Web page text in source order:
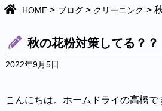
HOME > ブログ > クリーニング >
秋の花粉対策してる？？
2022年9月5日
こんにちは。ホームドライの高橋で